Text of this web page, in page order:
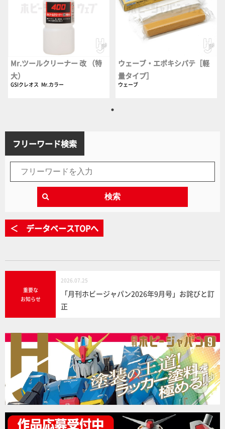
Mr.ツールクリーナー 改 （特
大）
GSIクレオス Mr.カラー
ウェーブ・エポキシパテ［軽
量タイプ］
ウェーブ
フリーワード検索
検索
＜ データベースTOPへ
重要な
お知らせ
2026.07.25
「月刊ホビージャパン2026年9月号」お詫びと訂
正